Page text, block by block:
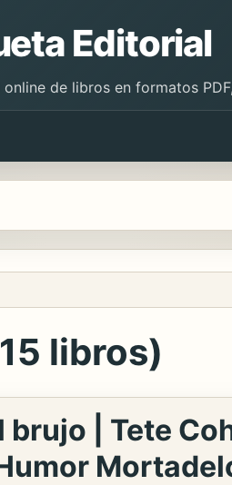
Editorial
de libros en formatos
libros)
| Tete